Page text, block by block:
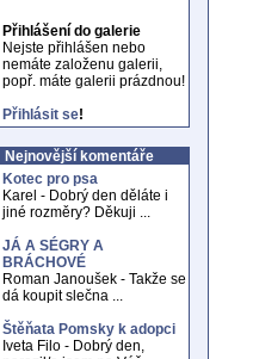
Přihlášení do galerie
Nejste přihlášen nebo
nemáte založenu galerii,
popř. máte galerii prázdnou!
Přihlásit se!
Nejnovější komentáře
Kotec pro psa
Karel - Dobrý den děláte i
jiné rozměry? Děkuji ...
JÁ A SÉGRY A
BRÁCHOVÉ
Roman Janoušek - Takže se
dá koupit slečna ...
Štěňata Pomsky k adopci
Iveta Filo - Dobrý den,